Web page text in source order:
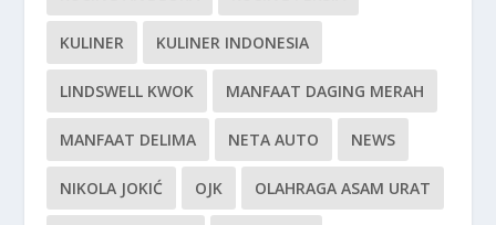
KULINER KULINER INDONESIA
LINDSWELL KWOK MANFAAT DAGING MERAH
MANFAAT DELIMA NETA AUTO NEWS
NIKOLA JOKIĆ OJK OLAHRAGA ASAM URAT